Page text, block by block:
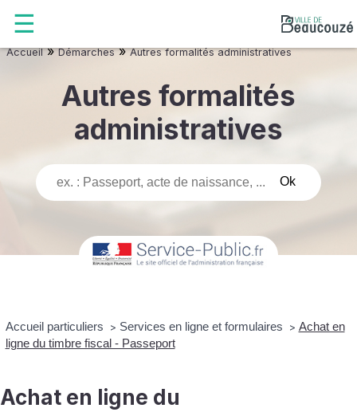
Accueil»Démarches»Autres formalités administratives
Autres formalités
administratives
Accueil particuliers > Services en ligne et formulaires > Achat en
ligne du timbre fiscal - Passeport
Achat en ligne du